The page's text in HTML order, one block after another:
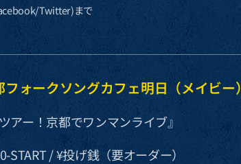
Twitter)まで
ォークソングカフェ明日（メイビー）
アー！京都でワンマンライブ』
START / ¥投げ銭（要オーダー）